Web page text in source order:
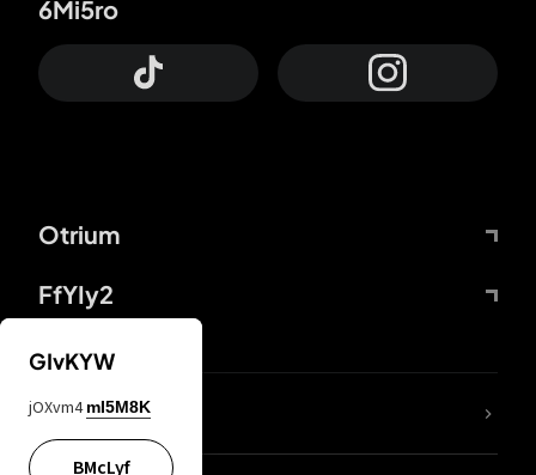
Otrium
FfYIy2
6Mi5ro
DDcvSo
GIvKYW
jOXvm4 mI5M8K
BMcLyf